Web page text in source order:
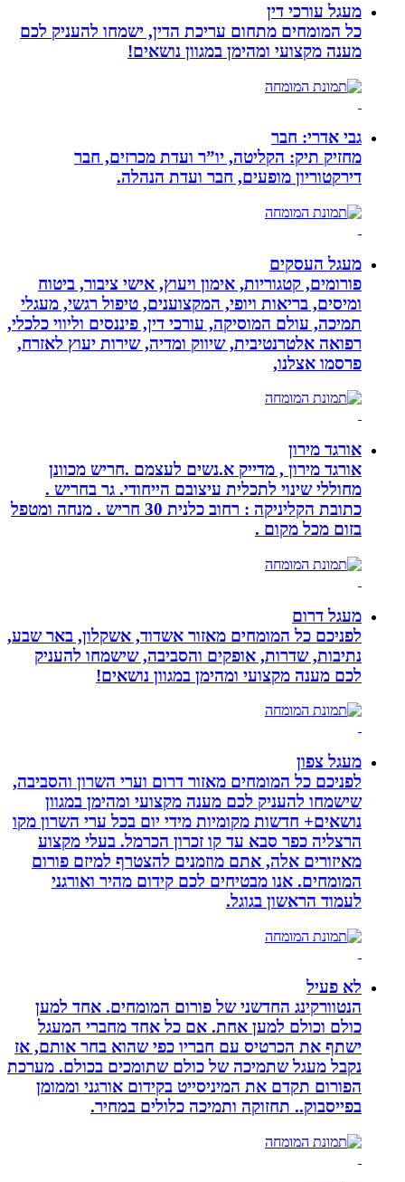
מעגל עורכי דין
כל המומחים מתחום עריכת הדין, ישמחו להעניק לכם
מענה מקצועי ומהימן במגוון נושאים!
גבי אדרי: חבר
מחזיק תיק: הקליטה, יו”ר ועדת מכרזים, חבר
דירקטוריון מופעים, חבר ועדת הנהלה.
מעגל העסקים
פורומים, קטגוריות, אימון ויעוץ, אישי ציבור, ביטוח
ומיסים, בריאות ויופי, המקצוענים, טיפול רגשי, מעגלי
תמיכה, עולם המוסיקה, עורכי דין, פיננסים וליווי כלכלי,
רפואה אלטרנטיבית, שיווק ומדיה, שירות יעוץ לאזרח,
פרסמו אצלנו,
אורגד מירון
אורגד מירון , מדייק א.נשים לעצמם .חריש מכוונן
מחוללי שינוי לתכלית עיצובם הייחודי. גר בחריש .
כתובת הקליניקה : רחוב כלנית 30 חריש . מנחה ומטפל
בזום מכל מקום .
מעגל דרום
לפניכם כל המומחים מאזור אשדוד, אשקלון, באר שבע,
נתיבות, שדרות, אופקים והסביבה, שישמחו להעניק
לכם מענה מקצועי ומהימן במגוון נושאים!
מעגל צפון
לפניכם כל המומחים מאזור דרום וערי השרון והסביבה,
שישמחו להעניק לכם מענה מקצועי ומהימן במגוון
נושאים+ חדשות מקומיות מידי יום בכל ערי השרון מקו
הרצליה כפר סבא עד קו זכרון הכרמל. בעלי מקצוע
מאיזורים אלה, אתם מוזמנים להצטרף למיזם פורום
המומחים. אנו מבטיחים לכם קידום מהיר ואורגני
לעמוד הראשון בגוגל.
לא פעיל
הנטוורקינג החדשני של פורום המומחים. אחד למען
כולם וכולם למען אחת. אם כל אחד מחברי המעגל
ישתף את הכרטיס עם חבריו כפי שהוא בחר אותם, אז
נקבל מעגל שתמיכה של כולם שתומכים בכולם. מערכת
הפורום תקדם את המיניסייט בקידום אורגני וממומן
בפייסבוק.. תחזוקה ותמיכה כלולים במחיר.